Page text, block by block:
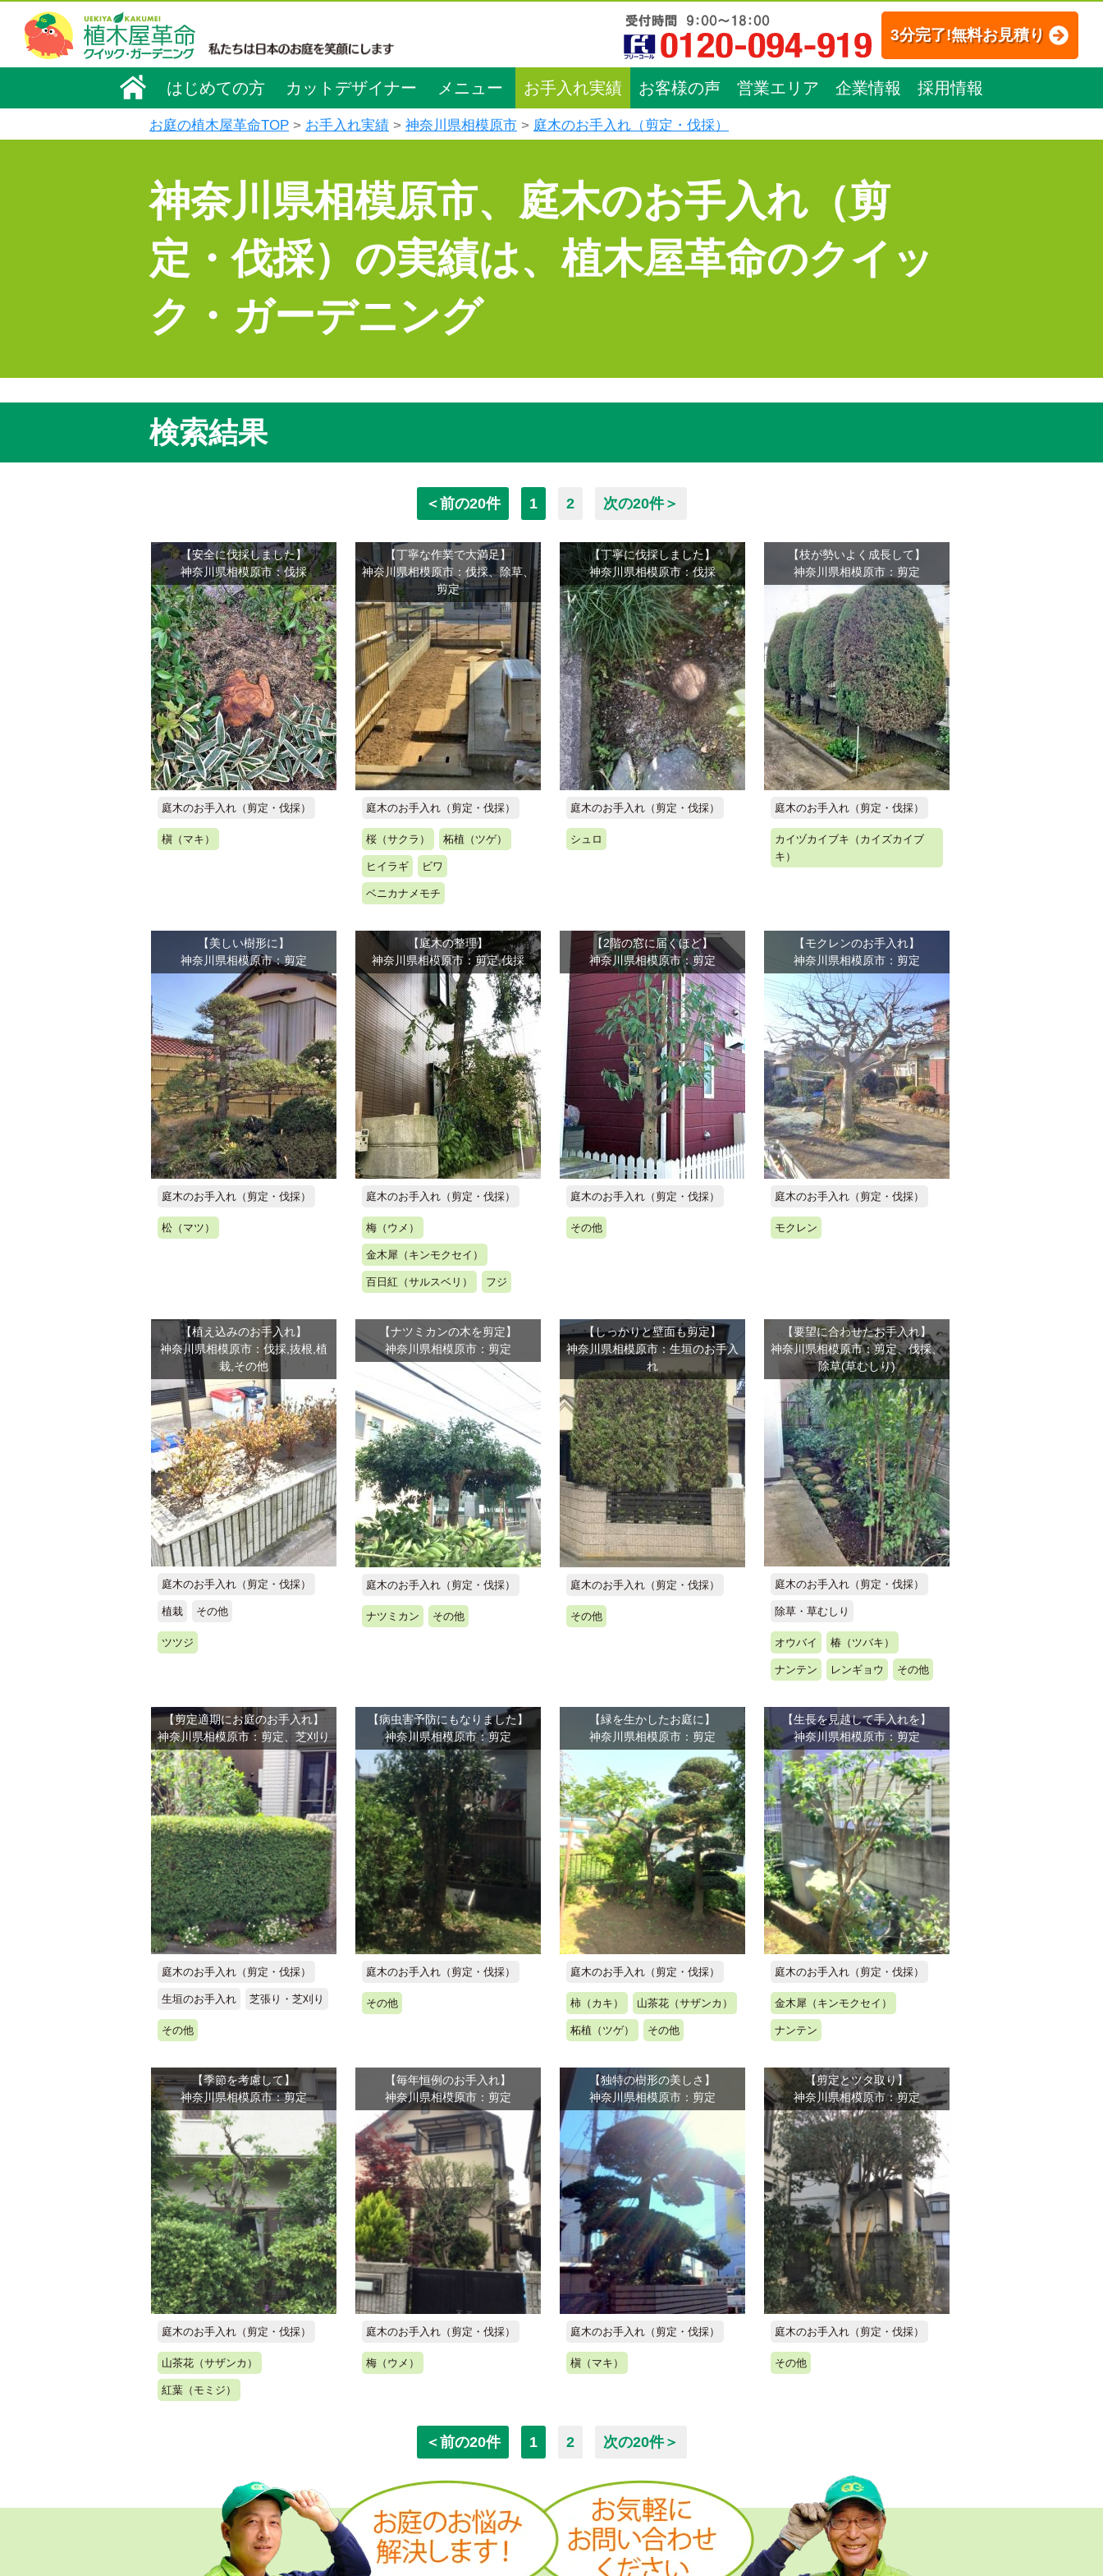
3分完了!無料お見積り
はじめての方 カットデザイナー メニュー お手入れ実績 お客様の声 営業エリア 企業情報 採用情報
お庭の植木屋革命TOP お手入れ実績 神奈川県相模原市 庭木のお手入れ（剪定・伐採）
神奈川県相模原市、庭木のお手入れ（剪
定・伐採）の実績は、植木屋革命のクイッ
ク・ガーデニング
検索結果
＜前の20件 1 2 次の20件＞
【安全に伐採しました】
神奈川県相模原市：伐採
庭木のお手入れ（剪定・伐採）
槇（マキ）
【丁寧な作業で大満足】
神奈川県相模原市：伐採、除草、
剪定
庭木のお手入れ（剪定・伐採）
桜（サクラ） 柘植（ツゲ）
ヒイラギ ビワ
ベニカナメモチ
【丁寧に伐採しました】
神奈川県相模原市：伐採
庭木のお手入れ（剪定・伐採）
シュロ
【枝が勢いよく成長して】
神奈川県相模原市：剪定
庭木のお手入れ（剪定・伐採）
カイヅカイブキ（カイズカイブ
キ）
【美しい樹形に】
神奈川県相模原市：剪定
庭木のお手入れ（剪定・伐採）
松（マツ）
【庭木の整理】
神奈川県相模原市：剪定,伐採
庭木のお手入れ（剪定・伐採）
梅（ウメ）
金木犀（キンモクセイ）
百日紅（サルスベリ） フジ
【2階の窓に届くほど】
神奈川県相模原市：剪定
庭木のお手入れ（剪定・伐採）
その他
【モクレンのお手入れ】
神奈川県相模原市：剪定
庭木のお手入れ（剪定・伐採）
モクレン
【植え込みのお手入れ】
神奈川県相模原市：伐採,抜根,植
栽,その他
庭木のお手入れ（剪定・伐採）
植栽 その他
ツツジ
【ナツミカンの木を剪定】
神奈川県相模原市：剪定
庭木のお手入れ（剪定・伐採）
ナツミカン その他
【しっかりと壁面も剪定】
神奈川県相模原市：生垣のお手入
れ
庭木のお手入れ（剪定・伐採）
その他
【要望に合わせたお手入れ】
神奈川県相模原市：剪定、伐採、
除草(草むしり)
庭木のお手入れ（剪定・伐採）
除草・草むしり
オウバイ 椿（ツバキ）
ナンテン レンギョウ その他
【剪定適期にお庭のお手入れ】
神奈川県相模原市：剪定、芝刈り
庭木のお手入れ（剪定・伐採）
生垣のお手入れ 芝張り・芝刈り
その他
【病虫害予防にもなりました】
神奈川県相模原市：剪定
庭木のお手入れ（剪定・伐採）
その他
【緑を生かしたお庭に】
神奈川県相模原市：剪定
庭木のお手入れ（剪定・伐採）
柿（カキ） 山茶花（サザンカ）
柘植（ツゲ） その他
【生長を見越して手入れを】
神奈川県相模原市：剪定
庭木のお手入れ（剪定・伐採）
金木犀（キンモクセイ）
ナンテン
【季節を考慮して】
神奈川県相模原市：剪定
庭木のお手入れ（剪定・伐採）
山茶花（サザンカ）
紅葉（モミジ）
【毎年恒例のお手入れ】
神奈川県相模原市：剪定
庭木のお手入れ（剪定・伐採）
梅（ウメ）
【独特の樹形の美しさ】
神奈川県相模原市：剪定
庭木のお手入れ（剪定・伐採）
槇（マキ）
【剪定とツタ取り】
神奈川県相模原市：剪定
庭木のお手入れ（剪定・伐採）
その他
＜前の20件 1 2 次の20件＞